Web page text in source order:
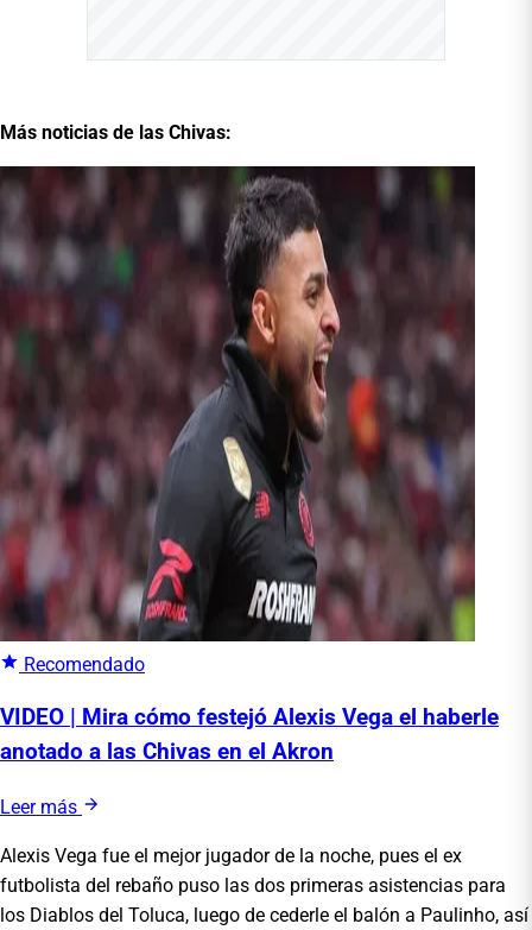
Más noticias de las Chivas:
Recomendado
VIDEO | Mira cómo festejó Alexis Vega el haberle
anotado a las Chivas en el Akron
Leer más
Alexis Vega fue el mejor jugador de la noche, pues el ex
futbolista del rebaño puso las dos primeras asistencias para
los Diablos del Toluca, luego de cederle el balón a Paulinho, así